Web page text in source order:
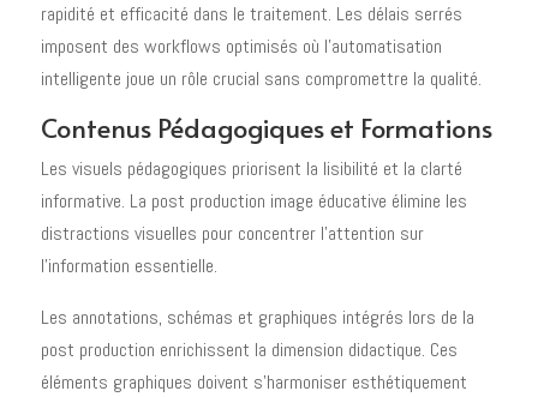
rapidité et efficacité dans le traitement. Les délais serrés
imposent des workflows optimisés où l'automatisation
intelligente joue un rôle crucial sans compromettre la qualité.
Contenus Pédagogiques et Formations
Les visuels pédagogiques priorisent la lisibilité et la clarté
informative. La post production image éducative élimine les
distractions visuelles pour concentrer l'attention sur
l'information essentielle.
Les annotations, schémas et graphiques intégrés lors de la
post production enrichissent la dimension didactique. Ces
éléments graphiques doivent s'harmoniser esthétiquement